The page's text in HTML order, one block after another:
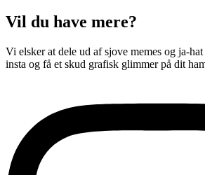
Vil du have mere?
Vi elsker at dele ud af sjove memes og ja-
insta og få et skud grafisk glimmer på dit